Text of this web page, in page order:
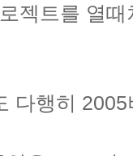
젝트를 열
다행히